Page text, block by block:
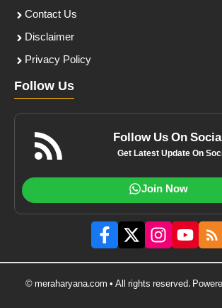
Contact Us
Disclaimer
Privacy Policy
Follow Us
Follow Us On
Get Latest Update On
Join Now
© meraharyana.com • All rights reserved.